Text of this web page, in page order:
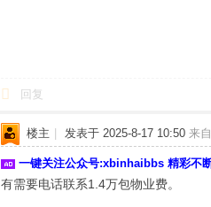
回复
楼主 发表于 2025-8-17 10:50 来
一键关注公众号:xbinhaibbs 精彩不
有需要电话联系1.4万包物业费。